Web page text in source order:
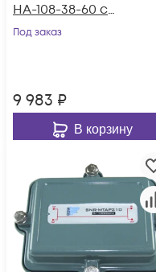
HA-108-38-60 с
дистанционным
Под заказ
9 983 ₽
В корзину